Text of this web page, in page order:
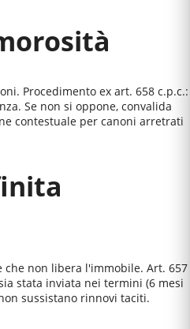
Procedimento ex art. 658 c.p.c.:
Se non si oppone, convalida
contestuale per canoni arretrati
non libera l'immobile. Art. 657
stata inviata nei termini (6 mesi
sussistano rinnovi taciti.